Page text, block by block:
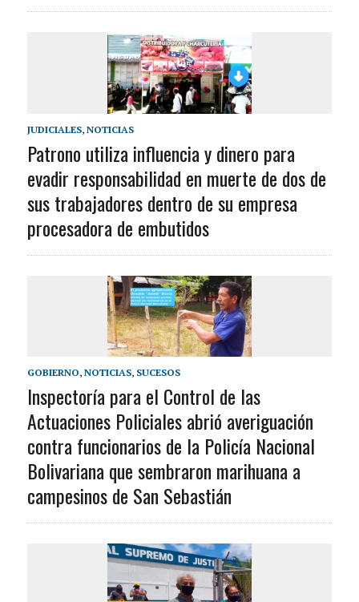
JUDICIALES, NOTICIAS
Patrono utiliza influencia y dinero para
evadir responsabilidad en muerte de dos de
sus trabajadores dentro de su empresa
procesadora de embutidos
GOBIERNO, NOTICIAS, SUCESOS
Inspectoría para el Control de las
Actuaciones Policiales abrió averiguación
contra funcionarios de la Policía Nacional
Bolivariana que sembraron marihuana a
campesinos de San Sebastián